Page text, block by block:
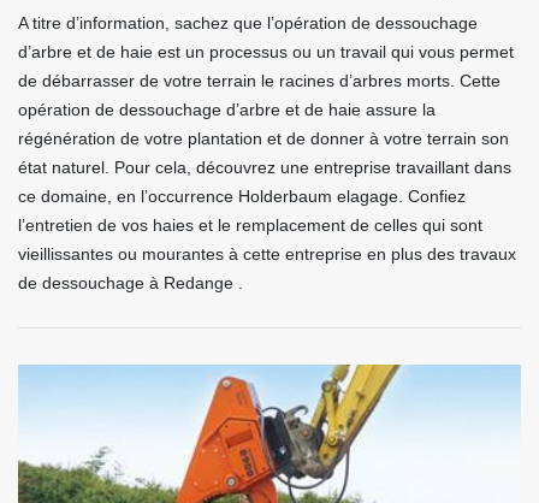
A titre d’information, sachez que l’opération de dessouchage
d’arbre et de haie est un processus ou un travail qui vous permet
de débarrasser de votre terrain le racines d’arbres morts. Cette
opération de dessouchage d’arbre et de haie assure la
régénération de votre plantation et de donner à votre terrain son
état naturel. Pour cela, découvrez une entreprise travaillant dans
ce domaine, en l’occurrence Holderbaum elagage. Confiez
l’entretien de vos haies et le remplacement de celles qui sont
vieillissantes ou mourantes à cette entreprise en plus des travaux
de dessouchage à Redange .